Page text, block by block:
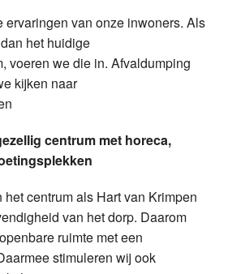
ervaringen van onze inwoners. Als
het huidige
voeren we die in. Afvaldumping
kijken naar
centrum met horeca,
centrum als Hart van Krimpen
van het dorp. Daarom
ruimte met een
stimuleren wij ook